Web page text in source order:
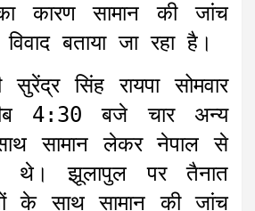
कारण सामान की जांच
बताया जा रहा है।
सुरेंद्र सिंह रायपा सोमवार
4:30 बजे चार अन्य
साथ सामान लेकर नेपाल से
थे। झूलापुल पर तैनात
के साथ सामान की जांच